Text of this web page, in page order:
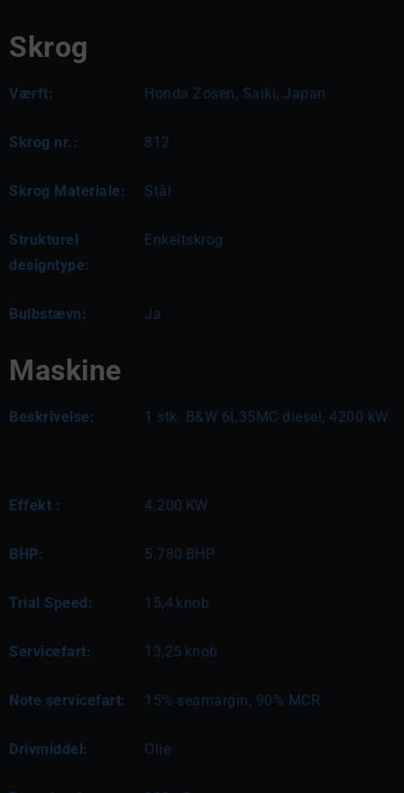
Skrog
Værft: Honda Zosen, Saiki, Japan
Skrog nr.: 812
Skrog Materiale: Stål
Strukturel
designtype:
Enkeltskrog
Bulbstævn: Ja
Maskine
Beskrivelse: 1 stk. B&W 6L35MC diesel, 4200 kW
Effekt : 4.200 KW
BHP: 5.780 BHP
Trial Speed: 15,4 knob
Servicefart: 13,25 knob
Note servicefart: 15% seamargin, 90% MCR
Drivmiddel: Olie